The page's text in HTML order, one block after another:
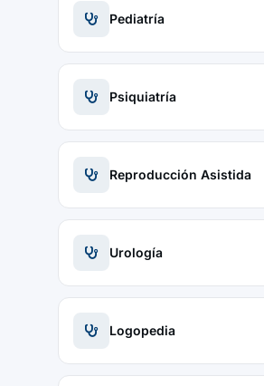
Pediatría
Psiquiatría
Reproducción Asistida
Urología
Logopedia